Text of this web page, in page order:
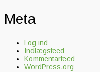
Meta
Log ind
Indlægsfeed
Kommentarfeed
WordPress.org